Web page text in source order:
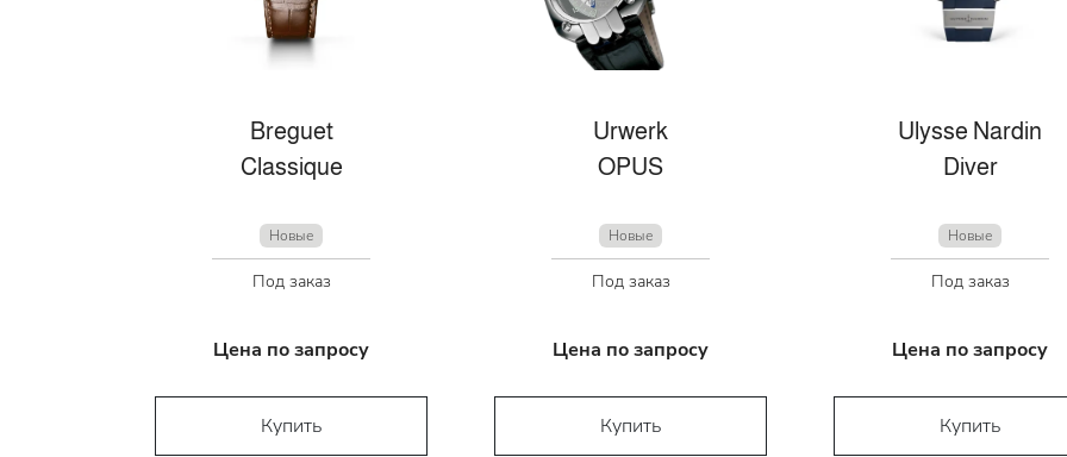
Breguet
Classique
Новые
Под заказ
Цена по запросу
Купить
Urwerk
OPUS
Новые
Под заказ
Цена по запросу
Купить
Ulysse Nardin
Diver
Новые
Под заказ
Цена по запросу
Купить